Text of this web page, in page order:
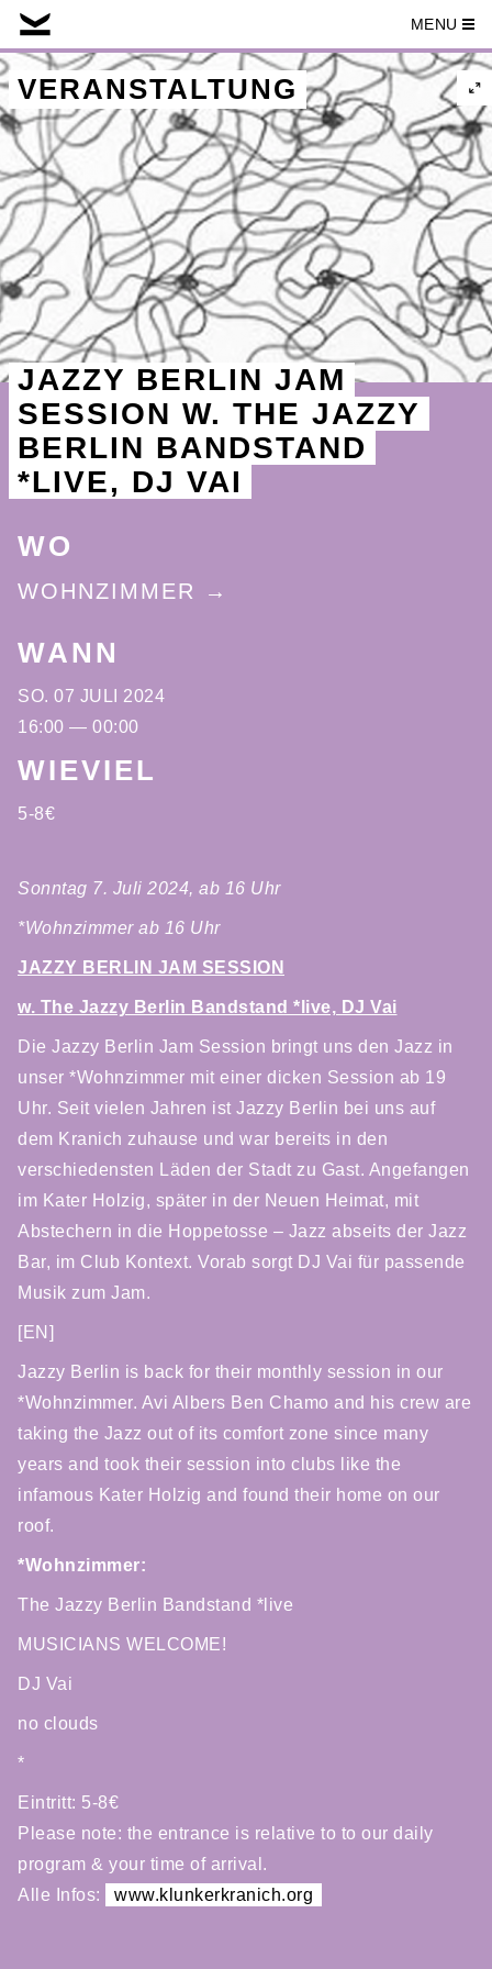
Skip
content
MENU
VERANSTALTUNG
JAZZY BERLIN JAM
SESSION W. THE JAZZY
BERLIN BANDSTAND
*LIVE, DJ VAI
Sonntag 7. Juli 2024, ab 16 Uhr
*Wohnzimmer ab 16 Uhr
JAZZY BERLIN JAM SESSION
w. The Jazzy Berlin Bandstand *live, DJ Vai
Die Jazzy Berlin Jam Session bringt uns den Jazz in
unser *Wohnzimmer mit einer dicken Session ab 19
Uhr. Seit vielen Jahren ist Jazzy Berlin bei uns auf
dem Kranich zuhause und war bereits in den
verschiedensten Läden der Stadt zu Gast. Angefangen
im Kater Holzig, später in der Neuen Heimat, mit
Abstechern in die Hoppetosse – Jazz abseits der Jazz
Bar, im Club Kontext. Vorab sorgt DJ Vai für passende
Musik zum Jam.
[EN]
Jazzy Berlin is back for their monthly session in our
*Wohnzimmer. Avi Albers Ben Chamo and his crew are
taking the Jazz out of its comfort zone since many
years and took their session into clubs like the
infamous Kater Holzig and found their home on our
roof.
*Wohnzimmer:
The Jazzy Berlin Bandstand *live
MUSICIANS WELCOME!
DJ Vai
no clouds
*
Eintritt: 5-8€
Please note: the entrance is relative to to our daily
program & your time of arrival.
Alle Infos:
www.klunkerkranich.org
WO
WOHNZIMMER
WANN
SO. 07 JULI 2024
16:00 — 00:00
WIEVIEL
5-8€